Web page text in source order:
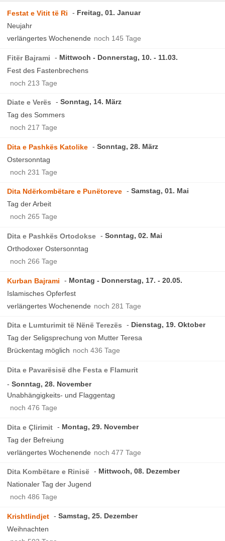
Festat e Vitit të Ri
Freitag, 01. Januar
Neujahr
verlängertes Wochenende noch 145 Tage
Fitër Bajrami
Mittwoch - Donnerstag, 10. - 11.03.
Fest des Fastenbrechens
noch 213 Tage
Diate e Verës
Sonntag, 14. März
Tag des Sommers
noch 217 Tage
Dita e Pashkës Katolike
Sonntag, 28. März
Ostersonntag
noch 231 Tage
Dita Ndërkombëtare e Punëtoreve
Samstag, 01. Mai
Tag der Arbeit
noch 265 Tage
Dita e Pashkës Ortodokse
Sonntag, 02. Mai
Orthodoxer Ostersonntag
noch 266 Tage
Kurban Bajrami
Montag - Donnerstag, 17. - 20.05.
Islamisches Opferfest
verlängertes Wochenende noch 281 Tage
Dita e Lumturimit të Nënë Terezës
Dienstag, 19. Oktober
Tag der Seligsprechung von Mutter Teresa
Brückentag möglich noch 436 Tage
Dita e Pavarësisë dhe Festa e Flamurit
Sonntag, 28. November
Unabhängigkeits- und Flaggentag
noch 476 Tage
Dita e Çlirimit
Montag, 29. November
Tag der Befreiung
verlängertes Wochenende noch 477 Tage
Dita Kombëtare e Rinisë
Mittwoch, 08. Dezember
Nationaler Tag der Jugend
noch 486 Tage
Krishtlindjet
Samstag, 25. Dezember
Weihnachten